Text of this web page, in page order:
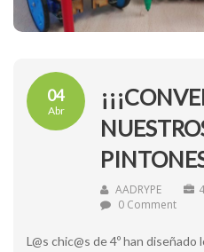
04
Abr
AADRYPE
0 Comment
L@s chic@s de 4º han